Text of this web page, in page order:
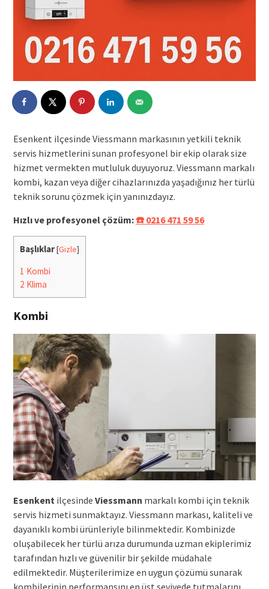
Esenkent ilçesinde Viessmann markasının yetkili teknik
servis hizmetlerini sunan profesyonel bir ekip olarak size
hizmet vermekten mutluluk duyuyoruz. Viessmann markalı
kombi, kazan veya diğer cihazlarınızda yaşadığınız her türlü
teknik sorunu çözmek için yanınızdayız.
Hızlı ve profesyonel çözüm:☎️ 0216 471 59 56
Başlıklar[Gizle]
1 Kombi
2 Klima
Kombi
Esenkent ilçesinde Viessmann markalı kombi için teknik
servis hizmeti sunmaktayız. Viessmann markası, kaliteli ve
dayanıklı kombi ürünleriyle bilinmektedir. Kombinizde
oluşabilecek her türlü arıza durumunda uzman ekiplerimiz
tarafından hızlı ve güvenilir bir şekilde müdahale
edilmektedir. Müşterilerimize en uygun çözümü sunarak
kombilerinin performansını en üst seviyede tutmalarını